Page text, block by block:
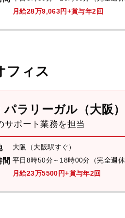
月給28万9,063円+賞与年2回
フィス
パラリーガル（大阪）
サポート業務を担当
大阪（大阪駅すぐ）
間 平日8時50分～18時00分（完全週休
月給23万5500円+賞与年2回